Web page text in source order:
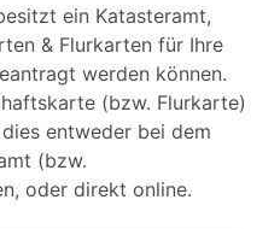
ein Katasteramt,
& Flurkarten für Ihre
werden können.
(bzw. Flurkarte)
entweder bei dem
(bzw.
oder direkt online.